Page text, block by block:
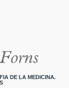
DE LA MEDICINA.